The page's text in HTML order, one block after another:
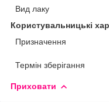
Вид лаку
Користувальницькі
Призначення
Термін зберігання
Приховати